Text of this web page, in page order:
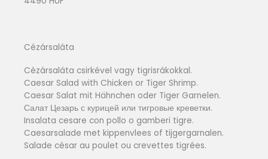
Cézársaláta
Cézársaláta csirkével vagy tigrisrákokkal.
Caesar Salad with Chicken or Tiger Shrimp.
Caesar Salat mit Hähnchen oder Tiger Garnelen.
Салат Цезарь с курицей или тигровые креветки.
Insalata cesare con pollo o gamberi tigre.
Caesarsalade met kippenvlees of tijgergarnalen.
Salade césar au poulet ou crevettes tigrées.